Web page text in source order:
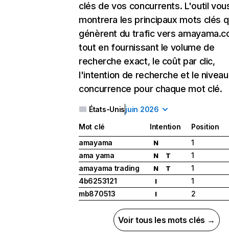
clés de vos concurrents. L'outil
montrera les principaux mots clés
génèrent du trafic vers
tout en fournissant le volume de
recherche exact, le coût par clic,
l'intention de recherche et le
concurrence pour chaque mot clé.
États-Unisjuin 2026
Mot clé Intention
Position
amayama
N
1
ama yama
N T
1
amayama trading
N T
1
4b6253121
I
1
mb870513
I 2
Voir tous les mots clés →